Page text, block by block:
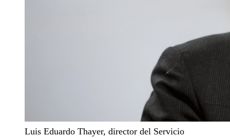
Luis Eduardo Thayer, director del Servicio